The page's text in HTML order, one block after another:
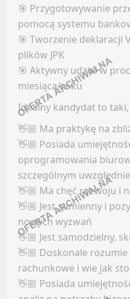
Kanały social media
Newsletter
KONTROLING
Oferty pracy
Kanały social media
Newsletter
KURIER / DOSTAWCA /
Oferty pracy
Kanały social media
Newsletter
MAGAZYNIER /
Oferty pracy
Kanały social media
GAZOWNICTWO
Facebook
LinkedIn
Discord
Kanały kategorii
Kanały ogólne
Newsletter
GRAFIKA / ANIMACJA / UI
Facebook
LinkedIn
Discord
Kanały kategorii
Kanały ogólne
Newsletter
🎯 Przygotowywanie
pomocą systemu
🎯 Tworzenie deklaracji
plików JPK
🎯 Aktywny udział w
miesiąca/roku
Idealny kandydat to
👋🏼 Ma praktykę na
👋🏼 Posiada
oprogramowania
szczególnym
👋🏼 Ma chęć rozwoju i
👋🏼 Jest sumienny i
nowych wyzwań
👋🏼 Jest samodzielny,
👋🏼 Doskonale
rachunkowe i wie jak
👋🏼 Posiada